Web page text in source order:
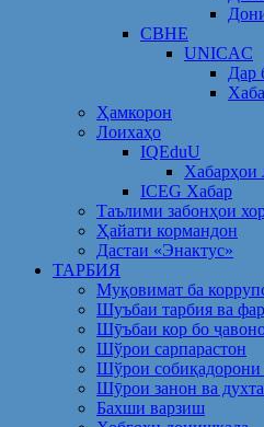
CBHE
UNICAC
Дар
Ҳамкорон
Лоихаҳо
IQEduU
Хабарҳои
ICEG Хабар
Таълими забонҳои
Ҳайати кормандон
Дастаи «Энактус»
ТАРБИЯ
Муқовимат ба
Шуъбаи тарбия ва
Шӯъбаи кор бо
Шўрои сарпарастон
Шўрои собиқадорони
Шӯрои занон ва
Бахши варзиш